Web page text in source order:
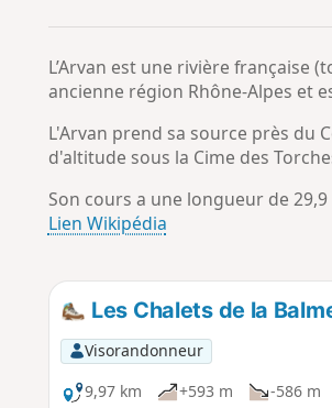
L’Arvan est une rivière française
ancienne région Rhône-Alpes et
L'Arvan prend sa source près du
d'altitude sous la Cime des
Son cours a une longueur de 29,9
Lien Wikipédia
Les Chalets de la
Visorandonneur
9,97 km
+593 m -586 m